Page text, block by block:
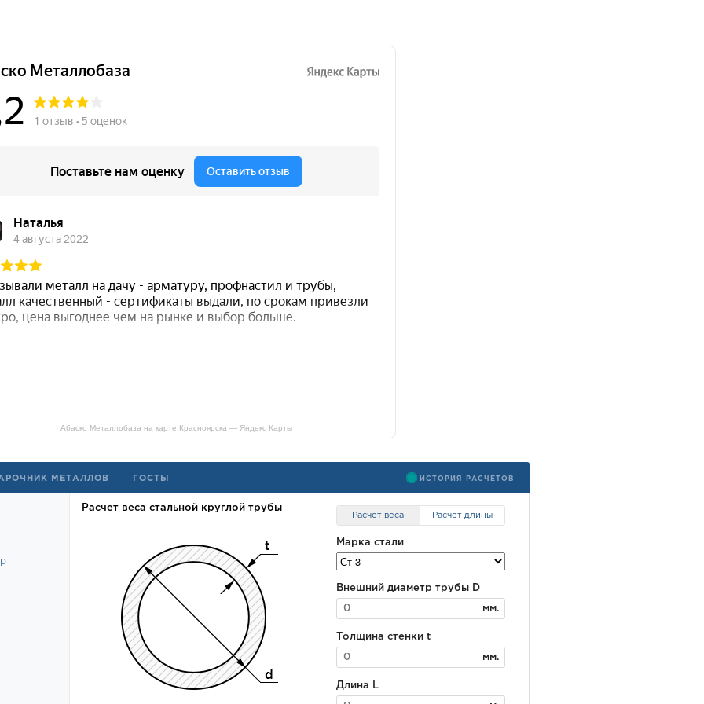
Абаско Металлобаза на карте Красноярска — Яндекс Карты